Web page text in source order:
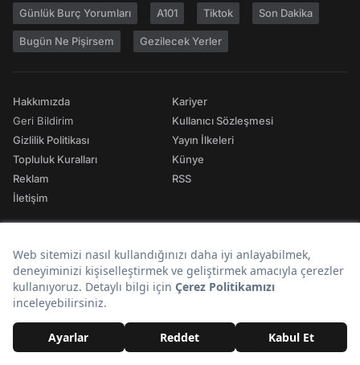
Günlük Burç Yorumları A101 Tiktok Son Dakika
Bugün Ne Pişirsem Gezilecek Yerler
Hakkımızda
Geri Bildirim
Gizlilik Politikası
Topluluk Kuralları
Reklam
İletişim
Kariyer
Kullanıcı Sözleşmesi
Yayın İlkeleri
Künye
RSS